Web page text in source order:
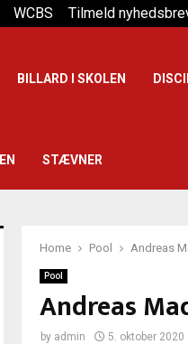
WCBS Tilmeld
BILLARD I SKOLEN
STÆVNER
Home Pool Andreas
Pool
Andreas
by admin 5. oktober 2020